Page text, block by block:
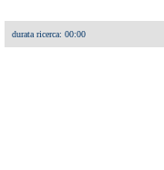
durata ricerca: 00:00